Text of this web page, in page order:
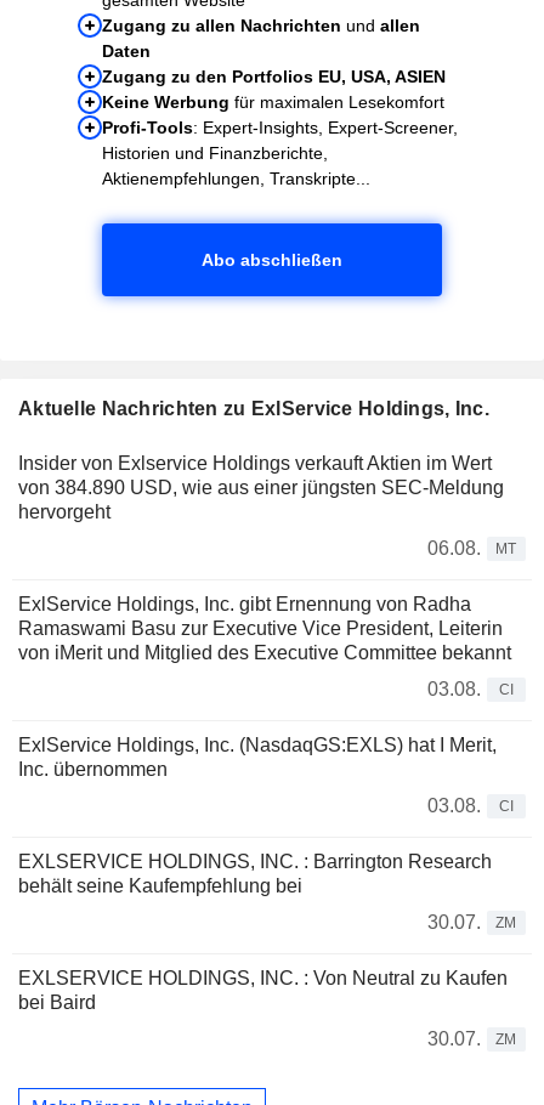
Zugang zu allen Nachrichten und allen
Daten
Zugang zu den Portfolios EU, USA, ASIEN
Keine Werbung für maximalen Lesekomfort
Profi-Tools: Expert-Insights, Expert-Screener,
Historien und Finanzberichte,
Aktienempfehlungen, Transkripte...
Abo abschließen
Aktuelle Nachrichten zu ExlService Holdings, Inc.
Insider von Exlservice Holdings verkauft Aktien im Wert
von 384.890 USD, wie aus einer jüngsten SEC-Meldung
hervorgeht
06.08.
MT
ExlService Holdings, Inc. gibt Ernennung von Radha
Ramaswami Basu zur Executive Vice President, Leiterin
von iMerit und Mitglied des Executive Committee bekannt
03.08.
CI
ExlService Holdings, Inc. (NasdaqGS:EXLS) hat I Merit,
Inc. übernommen
03.08.
CI
EXLSERVICE HOLDINGS, INC. : Barrington Research
behält seine Kaufempfehlung bei
30.07.
ZM
EXLSERVICE HOLDINGS, INC. : Von Neutral zu Kaufen
bei Baird
30.07.
ZM